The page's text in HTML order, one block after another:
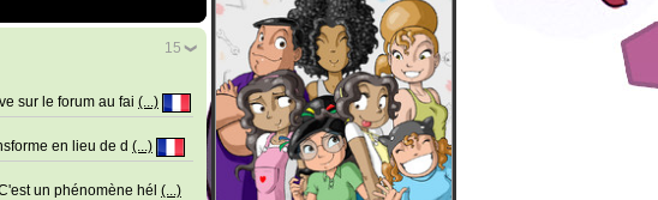
15
sur le forum au fai (...)
en lieu de d (...)
un phénomène hél (...)